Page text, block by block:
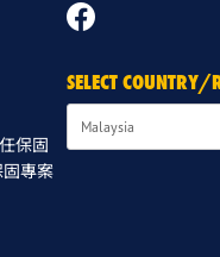
保固
專案
SELECT COUNTRY/